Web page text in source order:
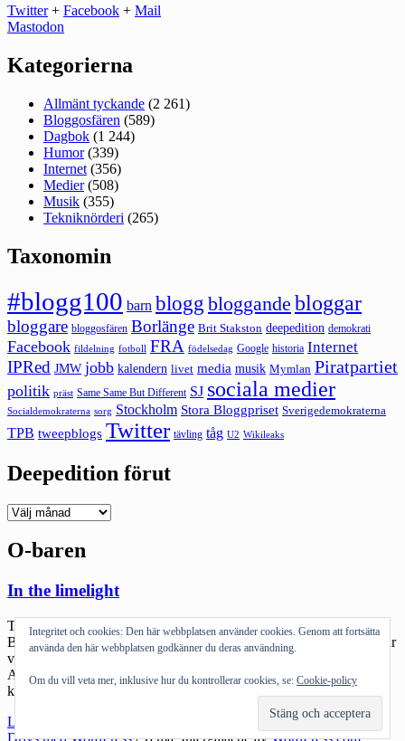
Twitter+ Facebook + Mail
Mastodon
Kategorierna
Allmänt tyckande (2 261)
Bloggosfären (589)
Dagbok (1 244)
Humor(339)
Internet (356)
Medier(508)
Musik (355)
Tekniknörderi (265)
Taxonomin
#blogg100 barn blogg bloggande bloggar
bloggare bloggosfären Borlänge Brit Stakston deepedition demokrati
Facebook fildelning fotboll FRA födelsedag Google historia Internet
IPRed JMW jobb kalendern livet media musik Mymlan Piratpartiet
politik präst Same Same But Different SJ sociala medier
Socialdemokraterna sorg Stockholm Stora Bloggpriset Sverigedemokraterna
TPB tweepblogs Twitter tävling tåg U2 Wikileaks
Deepedition förut
Deepedition
O-baren
In the limelight
Två intensiva dagar i Stockholm till ända. SJ tar mig hemåt
Borlänge. Lite egoboosting är alltid bra också. Det har det varit. Igår
var det Disruptive Media, en konferens om sociala medier som
Annika Lidne driver. Bra – det mesta var riktigt bra. Så klart alltid
kul att träffa ”bubblan”-folk och att få sig till […]
Läs mer
the
Drivs med WordPress |Tema: Intergalactic avWordPress.com.
Integritet och cookies: Den här webbplatsen använder cookies. Genom att fortsätta
använda den här webbplatsen godkänner du deras användning.
Om du vill veta mer, inklusive hur du kontrollerar cookies, se: Cookie-policy